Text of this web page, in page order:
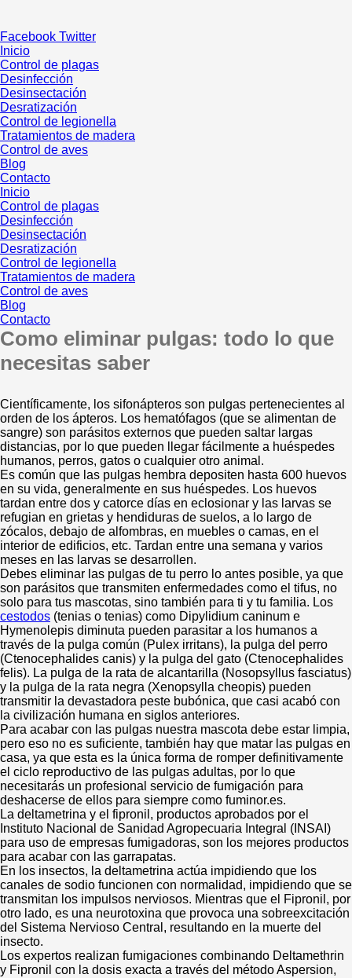
al
contenido
Facebook Twitter
Inicio
Control de plagas
Desinfección
Desinsectación
Desratización
Control de legionella
Tratamientos de madera
Control de aves
Blog
Contacto
Inicio
Control de plagas
Desinfección
Desinsectación
Desratización
Control de legionella
Tratamientos de madera
Control de aves
Blog
Contacto
Como eliminar pulgas: todo lo que
necesitas saber
Científicamente, los sifonápteros son pulgas pertenecientes al
orden de los ápteros. Los hematófagos (que se alimentan de
sangre) son parásitos externos que pueden saltar largas
distancias, por lo que pueden llegar fácilmente a huéspedes
humanos, perros, gatos o cualquier otro animal.
Es común que las pulgas hembra depositen hasta 600 huevos
en su vida, generalmente en sus huéspedes. Los huevos
tardan entre dos y catorce días en eclosionar y las larvas se
refugian en grietas y hendiduras de suelos, a lo largo de
zócalos, debajo de alfombras, en muebles o camas, en el
interior de edificios, etc. Tardan entre una semana y varios
meses en las larvas se desarrollen.
Debes eliminar las pulgas de tu perro lo antes posible, ya que
son parásitos que transmiten enfermedades como el tifus, no
solo para tus mascotas, sino también para ti y tu familia. Los
cestodos (tenias o tenias) como Dipylidium caninum e
Hymenolepis diminuta pueden parasitar a los humanos a
través de la pulga común (Pulex irritans), la pulga del perro
(Ctenocephalides canis) y la pulga del gato (Ctenocephalides
felis). La pulga de la rata de alcantarilla (Nosopsyllus fasciatus)
y la pulga de la rata negra (Xenopsylla cheopis) pueden
transmitir la devastadora peste bubónica, que casi acabó con
la civilización humana en siglos anteriores.
Para acabar con las pulgas nuestra mascota debe estar limpia,
pero eso no es suficiente, también hay que matar las pulgas en
casa, ya que esta es la única forma de romper definitivamente
el ciclo reproductivo de las pulgas adultas, por lo que
necesitarás un profesional servicio de fumigación para
deshacerse de ellos para siempre como fuminor.es.
La deltametrina y el fipronil, productos aprobados por el
Instituto Nacional de Sanidad Agropecuaria Integral (INSAI)
para uso de empresas fumigadoras, son los mejores productos
para acabar con las garrapatas.
En los insectos, la deltametrina actúa impidiendo que los
canales de sodio funcionen con normalidad, impidiendo que se
transmitan los impulsos nerviosos. Mientras que el Fipronil, por
otro lado, es una neurotoxina que provoca una sobreexcitación
del Sistema Nervioso Central, resultando en la muerte del
insecto.
Los expertos realizan fumigaciones combinando Deltamethrin
y Fipronil con la dosis exacta a través del método Aspersion,